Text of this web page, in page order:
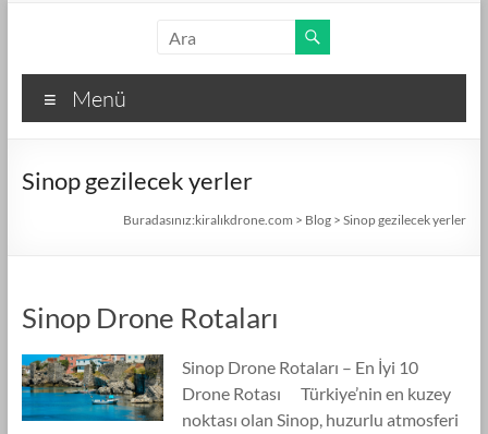
kiralıkdrone.com
Kolay
Kiralama
Menü
Sinop gezilecek yerler
Buradasınız:kiralıkdrone.com > Blog >Sinop gezilecek yerler
Sinop Drone Rotaları
Sinop Drone Rotaları – En İyi 10
Drone Rotası Türkiye’nin en kuzey
noktası olan Sinop, huzurlu atmosferi